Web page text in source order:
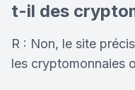
t-il des
R : Non, le site
les cryptomonnaies